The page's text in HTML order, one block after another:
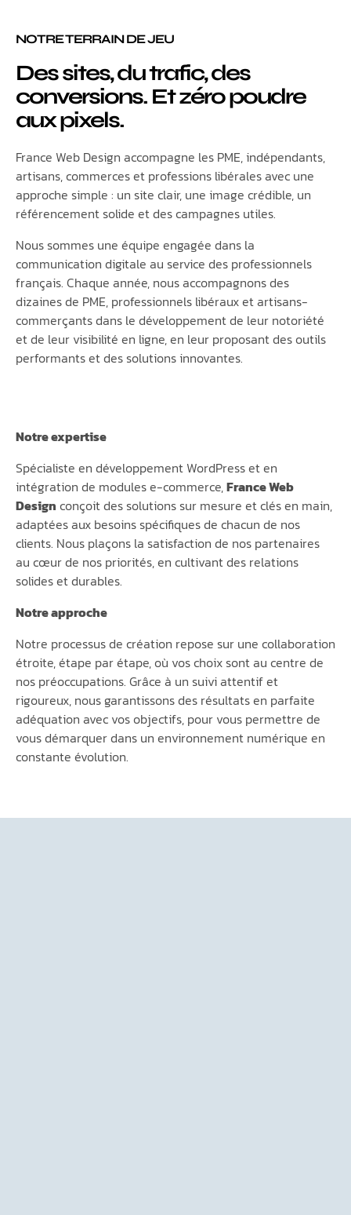
NOTRE TERRAIN DE JEU
Des sites, du trafic, des
conversions. Et zéro poudre
aux pixels.
France Web Design accompagne les PME, indépendants,
artisans, commerces et professions libérales avec une
approche simple : un site clair, une image crédible, un
référencement solide et des campagnes utiles.
Nous sommes une équipe engagée dans la
communication digitale au service des professionnels
français. Chaque année, nous accompagnons des
dizaines de PME, professionnels libéraux et artisans-
commerçants dans le développement de leur notoriété
et de leur visibilité en ligne, en leur proposant des outils
performants et des solutions innovantes.
Notre expertise
Spécialiste en développement WordPress et en
intégration de modules e-commerce,France Web
Design conçoit des solutions sur mesure et clés en main,
adaptées aux besoins spécifiques de chacun de nos
clients. Nous plaçons la satisfaction de nos partenaires
au cœur de nos priorités, en cultivant des relations
solides et durables.
Notre approche
Notre processus de création repose sur une collaboration
étroite, étape par étape, où vos choix sont au centre de
nos préoccupations. Grâce à un suivi attentif et
rigoureux, nous garantissons des résultats en parfaite
adéquation avec vos objectifs, pour vous permettre de
vous démarquer dans un environnement numérique en
constante évolution.